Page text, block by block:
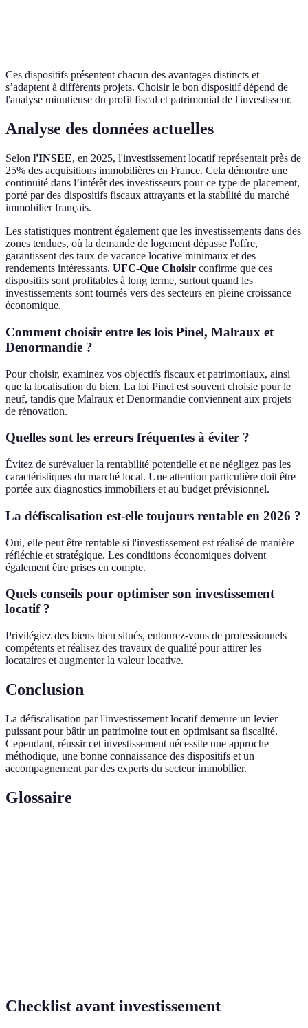
Ces dispositifs présentent chacun des avantages distincts et
s’adaptent à différents projets. Choisir le bon dispositif dépend de
l'analyse minutieuse du profil fiscal et patrimonial de l'investisseur.
Analyse des données actuelles
Selon l'INSEE, en 2025, l'investissement locatif représentait près de
25% des acquisitions immobilières en France. Cela démontre une
continuité dans l’intérêt des investisseurs pour ce type de placement,
porté par des dispositifs fiscaux attrayants et la stabilité du marché
immobilier français.
Les statistiques montrent également que les investissements dans des
zones tendues, où la demande de logement dépasse l'offre,
garantissent des taux de vacance locative minimaux et des
rendements intéressants. UFC-Que Choisir confirme que ces
dispositifs sont profitables à long terme, surtout quand les
investissements sont tournés vers des secteurs en pleine croissance
économique.
Comment choisir entre les lois Pinel, Malraux et
Denormandie ?
Pour choisir, examinez vos objectifs fiscaux et patrimoniaux, ainsi
que la localisation du bien. La loi Pinel est souvent choisie pour le
neuf, tandis que Malraux et Denormandie conviennent aux projets
de rénovation.
Quelles sont les erreurs fréquentes à éviter ?
Évitez de surévaluer la rentabilité potentielle et ne négligez pas les
caractéristiques du marché local. Une attention particulière doit être
portée aux diagnostics immobiliers et au budget prévisionnel.
La défiscalisation est-elle toujours rentable en 2026 ?
Oui, elle peut être rentable si l'investissement est réalisé de manière
réfléchie et stratégique. Les conditions économiques doivent
également être prises en compte.
Quels conseils pour optimiser son investissement
locatif ?
Privilégiez des biens bien situés, entourez-vous de professionnels
compétents et réalisez des travaux de qualité pour attirer les
locataires et augmenter la valeur locative.
Conclusion
La défiscalisation par l'investissement locatif demeure un levier
puissant pour bâtir un patrimoine tout en optimisant sa fiscalité.
Cependant, réussir cet investissement nécessite une approche
méthodique, une bonne connaissance des dispositifs et un
accompagnement par des experts du secteur immobilier.
Glossaire
Checklist avant investissement